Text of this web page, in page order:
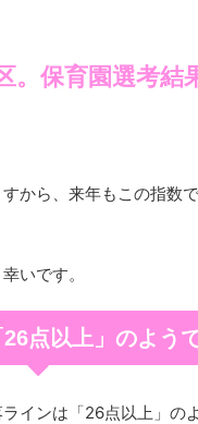
。保育園選考結
から、来年もこの指数
いです。
点以上」のよう
インは「26点以上」のよ